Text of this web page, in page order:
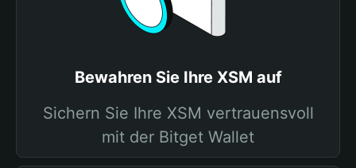
Bewahren Sie Ihre XSM auf
Sichern Sie Ihre XSM vertrauensvoll
mit der Bitget Wallet